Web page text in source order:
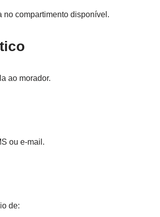
no compartimento disponível.
ao morador.
ou e-mail.
de: